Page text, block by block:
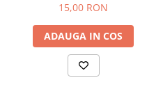
15,00 RON
ADAUGA IN COS